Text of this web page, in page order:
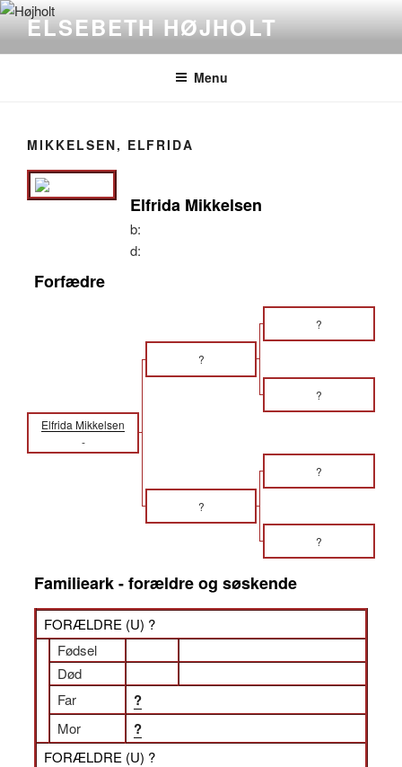
Videre
indhold
ELSEBETH HØJHOLT
Menu
MIKKELSEN, ELFRIDA
Elfrida Mikkelsen
b:
d:
Forfædre
?
?
?
Elfrida Mikkelsen
-
?
?
?
Familieark - forældre og søskende
FORÆLDRE (U) ?
Fødsel
Død
Far
?
Mor ?
FORÆLDRE (U) ?